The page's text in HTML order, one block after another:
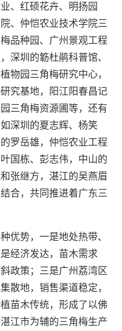
、红硕花卉、明扬园
、仲恺农业技术学院三
品种园、广州景观工程
深圳的簕杜鹃科普馆、
物园三角梅研究中心，
究基地，阳江阳春昌记
三角梅资源圃等，还有
深圳的夏志辉、杨笑
罗岳雄，仲恺农业工程
国栋、彭志伟，中山的
张继方，湛江的吴燕眉
合，共同推进着广东三
优势，一是地处热带、
经济发达，苗木需求
政策；三是广州荔湾区
散地，销售渠道稳定，
苗木传统，形成了以佛
江市为辅的三角梅生产